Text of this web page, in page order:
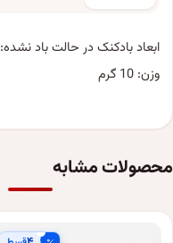
ابعاد بادکنک در حالت باد نشده: 44x30x15 سانتی‌متر
وزن: 10 گرم
محصولات مشابه